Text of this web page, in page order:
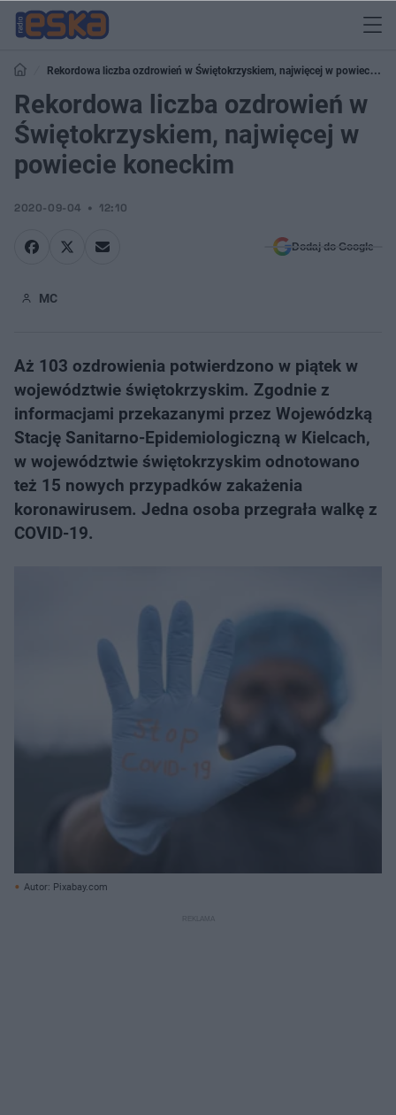
Rekordowa liczba ozdrowień w Świętokrzyskiem, najwięcej w powiecie
koneckim
Rekordowa liczba ozdrowień w
Świętokrzyskiem, najwięcej w
powiecie koneckim
2020-09-04 12:10
Dodaj do Google
MC
Aż 103 ozdrowienia potwierdzono w piątek w
województwie świętokrzyskim. Zgodnie z
informacjami przekazanymi przez Wojewódzką
Stację Sanitarno-Epidemiologiczną w Kielcach,
w województwie świętokrzyskim odnotowano
też 15 nowych przypadków zakażenia
koronawirusem. Jedna osoba przegrała walkę z
COVID-19.
Autor: Pixabay.com